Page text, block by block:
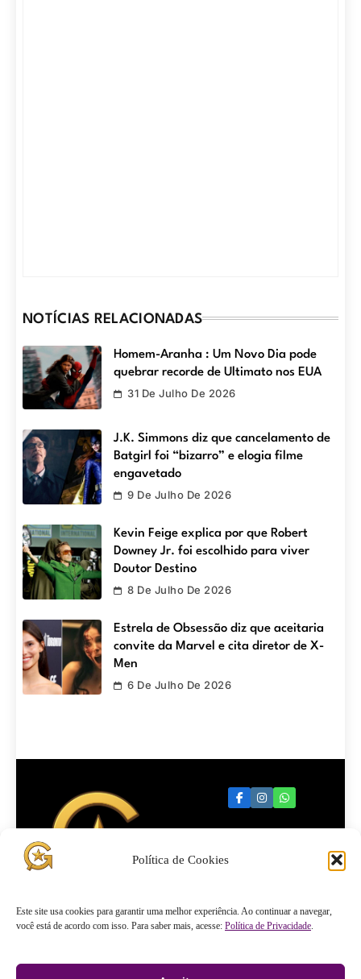
Política de Cookies
Este site usa cookies para garantir uma melhor experiência. Ao continuar a navegar,
você está de acordo com isso. Para saber mais, acesse: Política de Privacidade.
NOTÍCIAS RELACIONADAS
Homem-Aranha : Um Novo Dia pode
quebrar recorde de Ultimato nos EUA
31 De Julho De 2026
J.K. Simmons diz que cancelamento de
Batgirl foi “bizarro” e elogia filme
engavetado
9 De Julho De 2026
Kevin Feige explica por que Robert
Downey Jr. foi escolhido para viver
Doutor Destino
8 De Julho De 2026
Estrela de Obsessão diz que aceitaria
convite da Marvel e cita diretor de X-
Men
6 De Julho De 2026
Quartel